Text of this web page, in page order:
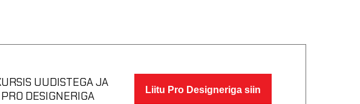
UUDISTEGA JA
DESIGNERIGA
Liitu Pro Designeriga siin